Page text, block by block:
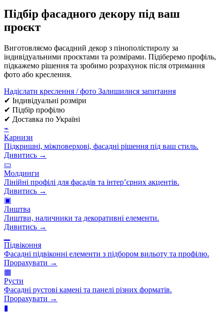
Підбір фасадного декору під ваш
проєкт
Виготовляємо фасадний декор з пінополістиролу за
індивідуальними проєктами та розмірами. Підіберемо профіль,
підкажемо рішення та зробимо розрахунок після отримання
фото або креслення.
Надіслати креслення / фото Залишилися запитання
✔ Індивідуальні розміри
✔ Підбір профілю
✔ Доставка по Україні
⌁
Карнизи
Підкришні, міжповерхові, фасадні рішення під ваш стиль.
Дивитись →
▭
Молдинги
Лінійні профілі для фасадів та інтер’єрних акцентів.
Дивитись →
▣
Лиштва
Лиштви, наличники та декоративні елементи.
Дивитись →
Підвіконня
Фасадні підвіконні елементи з підбором вильоту та профілю.
Прорахувати →
▦
Русти
Фасадні рустові камені та панелі різних форматів.
Прорахувати →
▮